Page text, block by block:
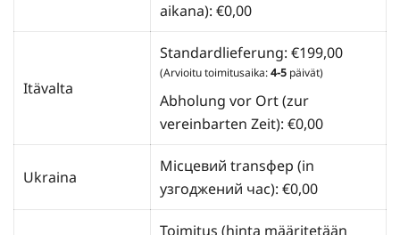
aikana): €0,00
Itävalta
Standardlieferung: €199,00
(Arvioitu toimitusaika:4-5 päivät)
Abholung vor Ort (zur
vereinbarten Zeit): €0,00
Ukraina
Місцевий transфер (in
узгоджений час): €0,00
Toimitus (hinta määritetään